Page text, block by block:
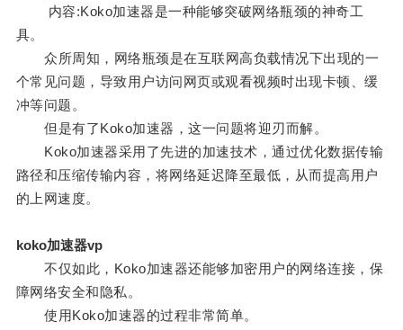
内容:Koko加速器是一种能够突破网络瓶颈的神奇工
具。
众所周知，网络瓶颈是在互联网高负载情况下出现的一
个常见问题，导致用户访问网页或观看视频时出现卡顿、缓
冲等问题。
但是有了Koko加速器，这一问题将迎刃而解。
Koko加速器采用了先进的加速技术，通过优化数据传输
路径和压缩传输内容，将网络延迟降至最低，从而提高用户
的上网速度。
koko加速器vp
不仅如此，Koko加速器还能够加密用户的网络连接，保
障网络安全和隐私。
使用Koko加速器的过程非常简单。